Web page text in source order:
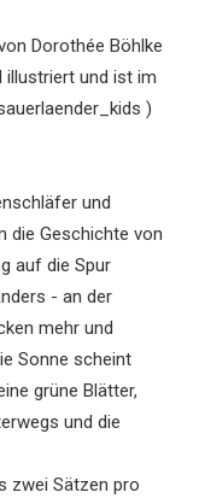
Dorothée Böhlke
illustriert und ist im
)
und
die Geschichte von
auf die Spur
- an der
mehr und
Sonne scheint
grüne Blätter,
und die
zwei Sätzen pro